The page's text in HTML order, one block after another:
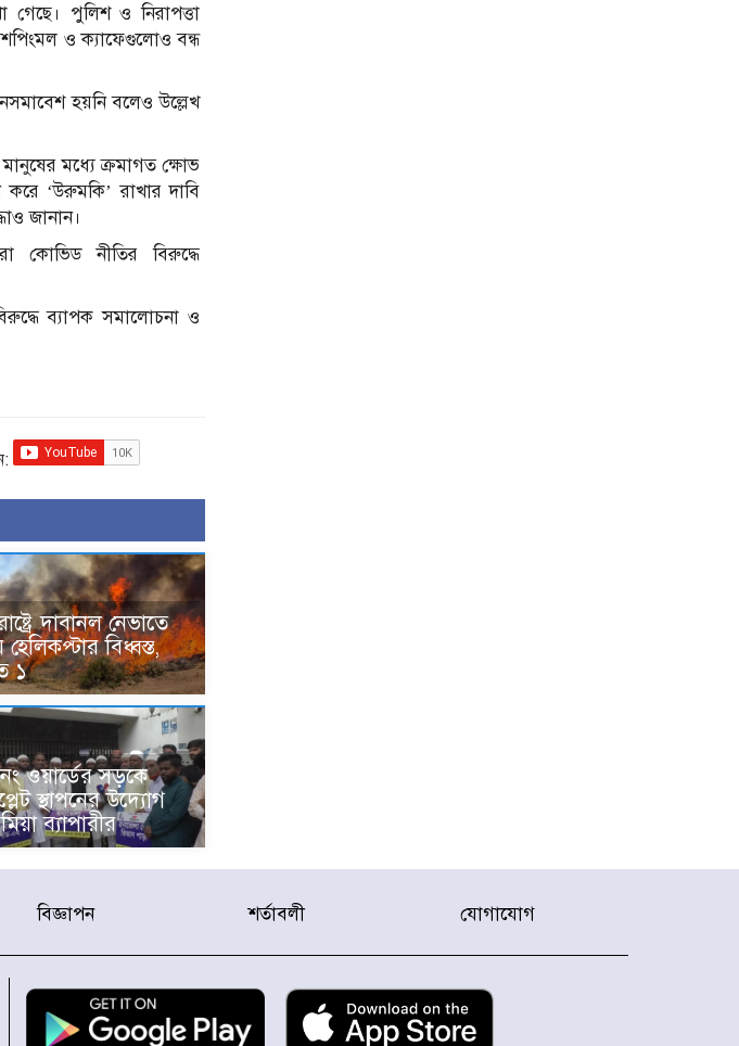
গেছে। পুলিশ ও নিরাপত্তা
ও ক্যাফেগুলোও বন্ধ
হয়নি বলেও উল্লেখ
মানুষের মধ্যে ক্রমাগত ক্ষোভ
‘উরুমকি’ রাখার দাবি
জানান।
কোভিড নীতির বিরুদ্ধে
ব্যাপক সমালোচনা ও
দাবানল নেভাতে
হেলিকপ্টার বিধ্বস্ত,
১
ওয়ার্ডের সড়কে
স্থাপনের উদ্যোগ
ব্যাপারীর
বিজ্ঞাপন শর্তাবলী যোগাযোগ